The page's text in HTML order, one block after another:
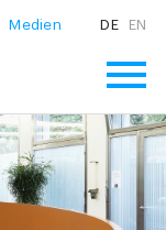
Medien DE EN